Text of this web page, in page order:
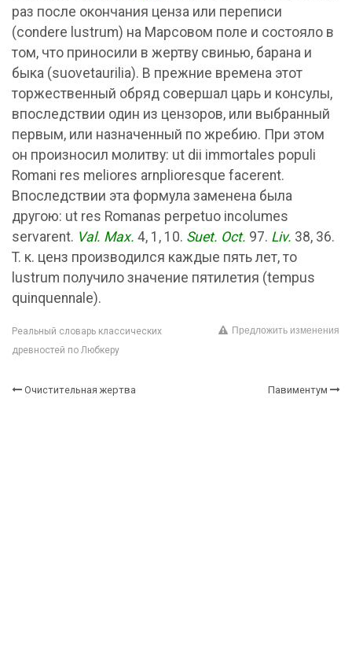
раз после окончания ценза или переписи
(condere lustrum) на Марсовом поле и состояло в
том, что приносили в жертву свинью, барана и
быка (suovetaurilia). В прежние времена этот
торжественный обряд совершал царь и консулы,
впоследствии один из цензоров, или выбранный
первым, или назначенный по жребию. При этом
он произносил молитву: ut dii immortales populi
Romani res meliores arnplioresque facerent.
Впоследствии эта формула заменена была
другою: ut res Romanas perpetuo incolumes
servarent. Val. Max. 4, 1, 10. Suet. Oct. 97. Liv. 38, 36.
T. к. ценз производился каждые пять лет, то
lustrum получило значение пятилетия (tempus
quinquennale).
Реальный словарь классических
древностей по Любкеру
Предложить изменения
Очистительная жертва Павиментум